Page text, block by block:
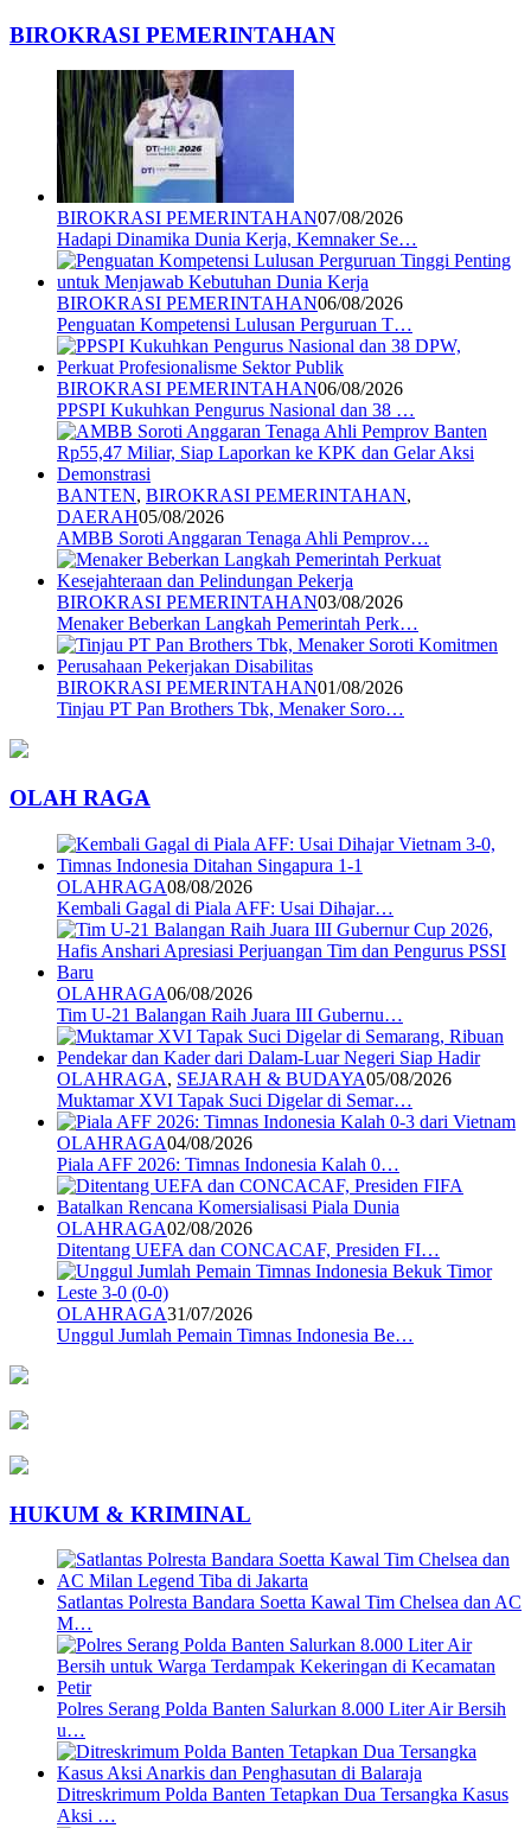
BIROKRASI PEMERINTAHAN
BIROKRASI PEMERINTAHAN07/08/2026
Hadapi Dinamika Dunia Kerja, Kemnaker Se…
BIROKRASI PEMERINTAHAN06/08/2026
Penguatan Kompetensi Lulusan Perguruan T…
BIROKRASI PEMERINTAHAN06/08/2026
PPSPI Kukuhkan Pengurus Nasional dan 38 …
BANTEN, BIROKRASI PEMERINTAHAN,
DAERAH05/08/2026
AMBB Soroti Anggaran Tenaga Ahli Pemprov…
BIROKRASI PEMERINTAHAN03/08/2026
Menaker Beberkan Langkah Pemerintah Perk…
BIROKRASI PEMERINTAHAN01/08/2026
Tinjau PT Pan Brothers Tbk, Menaker Soro…
OLAH RAGA
OLAHRAGA08/08/2026
Kembali Gagal di Piala AFF: Usai Dihajar…
OLAHRAGA06/08/2026
Tim U-21 Balangan Raih Juara III Gubernu…
OLAHRAGA, SEJARAH & BUDAYA05/08/2026
Muktamar XVI Tapak Suci Digelar di Semar…
OLAHRAGA04/08/2026
Piala AFF 2026: Timnas Indonesia Kalah 0…
OLAHRAGA02/08/2026
Ditentang UEFA dan CONCACAF, Presiden FI…
OLAHRAGA31/07/2026
Unggul Jumlah Pemain Timnas Indonesia Be…
HUKUM & KRIMINAL
Satlantas Polresta Bandara Soetta Kawal Tim Chelsea dan AC
M…
Polres Serang Polda Banten Salurkan 8.000 Liter Air Bersih
u…
Ditreskrimum Polda Banten Tetapkan Dua Tersangka Kasus
Aksi …